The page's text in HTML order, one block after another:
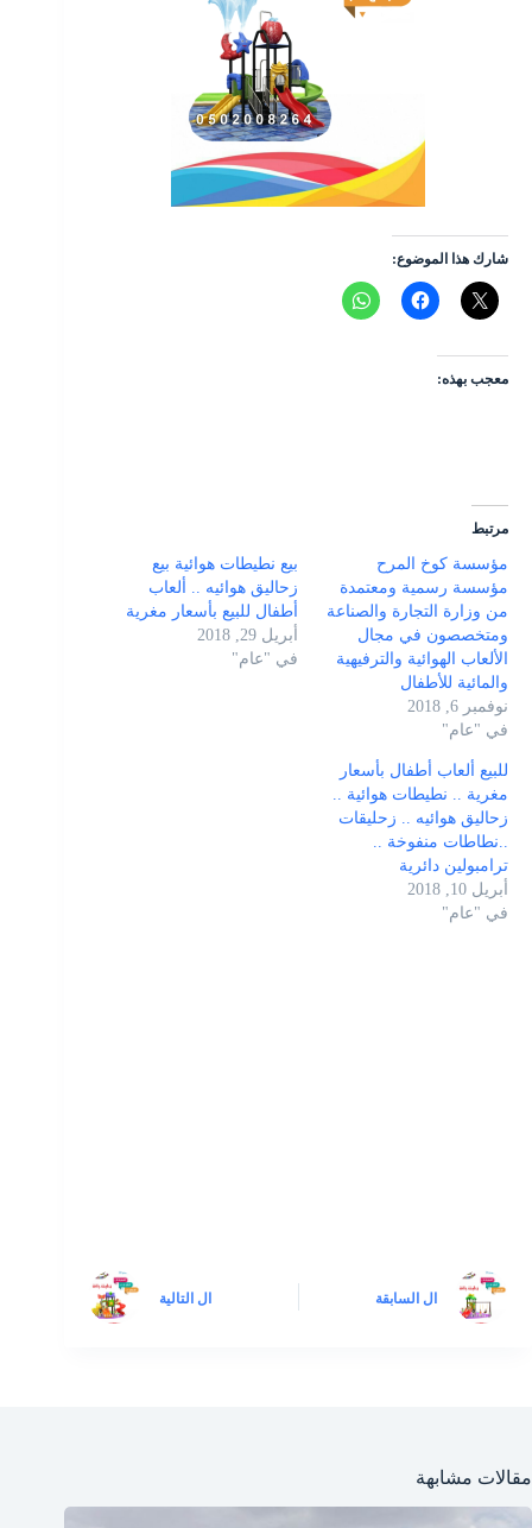
شارك هذا الموضوع:
معجب بهذه:
مرتبط
مؤسسة كوخ المرح
مؤسسة رسمية ومعتمدة
من وزارة التجارة والصناعة
ومتخصصون في مجال
الألعاب الهوائية والترفيهية
والمائية للأطفال
نوفمبر 6, 2018
في "عام"
بيع نطيطات هوائية بيع
زحاليق هوائيه .. ألعاب
أطفال للبيع بأسعار مغرية
أبريل 29, 2018
في "عام"
للبيع ألعاب أطفال بأسعار
مغرية .. نطيطات هوائية ..
زحاليق هوائيه .. زحليقات
..نطاطات منفوخة ..
ترامبولين دائرية
أبريل 10, 2018
في "عام"
ال السابقة ال التالية
مقالات مشابهة